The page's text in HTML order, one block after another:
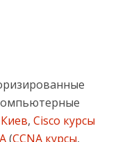
, Cisco курсы
(CCNA курсы,